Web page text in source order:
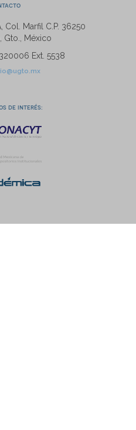
Col. Marfil C.P. 36250
Gto., México
Ext. 5538
de interés: